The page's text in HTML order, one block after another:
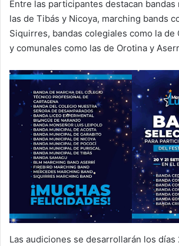
Entre las participantes destacan
las de Tibás y Nicoya, marching bands
Siquirres, bandas colegiales como la de
y comunales como las de Orotina y
Las audiciones se desarrollarán los días